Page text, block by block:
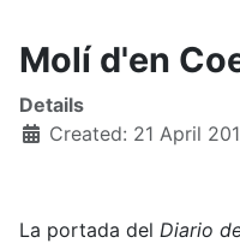
Molí d'en
Details
Created: 21 April
La portada del Diario